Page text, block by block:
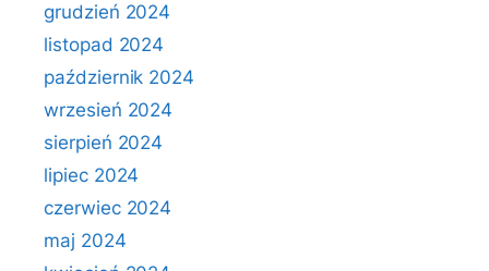
grudzień 2024
listopad 2024
październik 2024
wrzesień 2024
sierpień 2024
lipiec 2024
czerwiec 2024
maj 2024